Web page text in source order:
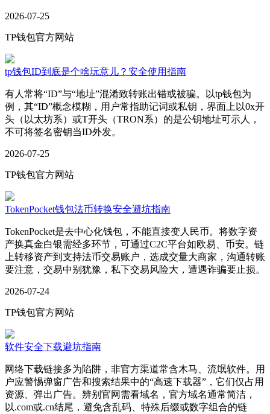
2026-07-25
TP钱包官方网站
tp钱包ID到底是个啥玩意儿？安全使用指南
有人常将“ID”与“地址”混淆致转账出错或被骗。以tp钱包为
例，其“ID”概念模糊，用户常指助记词或私钥，界面上以0x开
头（以太坊系）或T开头（TRON系）的是公钥地址可示人，
不可将签名密钥当ID外发。
2026-07-25
TP钱包官方网站
TokenPocket钱包法币转换安全避坑指南
TokenPocket是去中心化钱包，不能直接变人民币。将数字资
产换真金白银需经多环节，可通过C2C平台如欧易、币安。链
上转移资产到支持法币交易账户，选成交量大商家，沟通转账
要注意，交易中别犹豫，私下交易风险大，遭遇诈骗要止损。
2026-07-24
TP钱包官方网站
软件安全下载避坑指南
网络下载链接多为陷阱，非官方渠道常含木马、流氓软件。用
户应警惕弹窗广告和搜索结果中的“高速下载器”，它们仅占用
资源、弹出广告。辨别官网需看域名，官方域名通常简洁，
以.com或.cn结尾，避免含乱码、特殊后缀或数字组合的链